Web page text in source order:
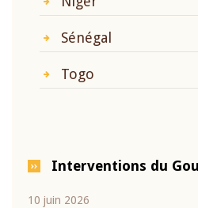
Sénégal
Togo
Interventions du
2026